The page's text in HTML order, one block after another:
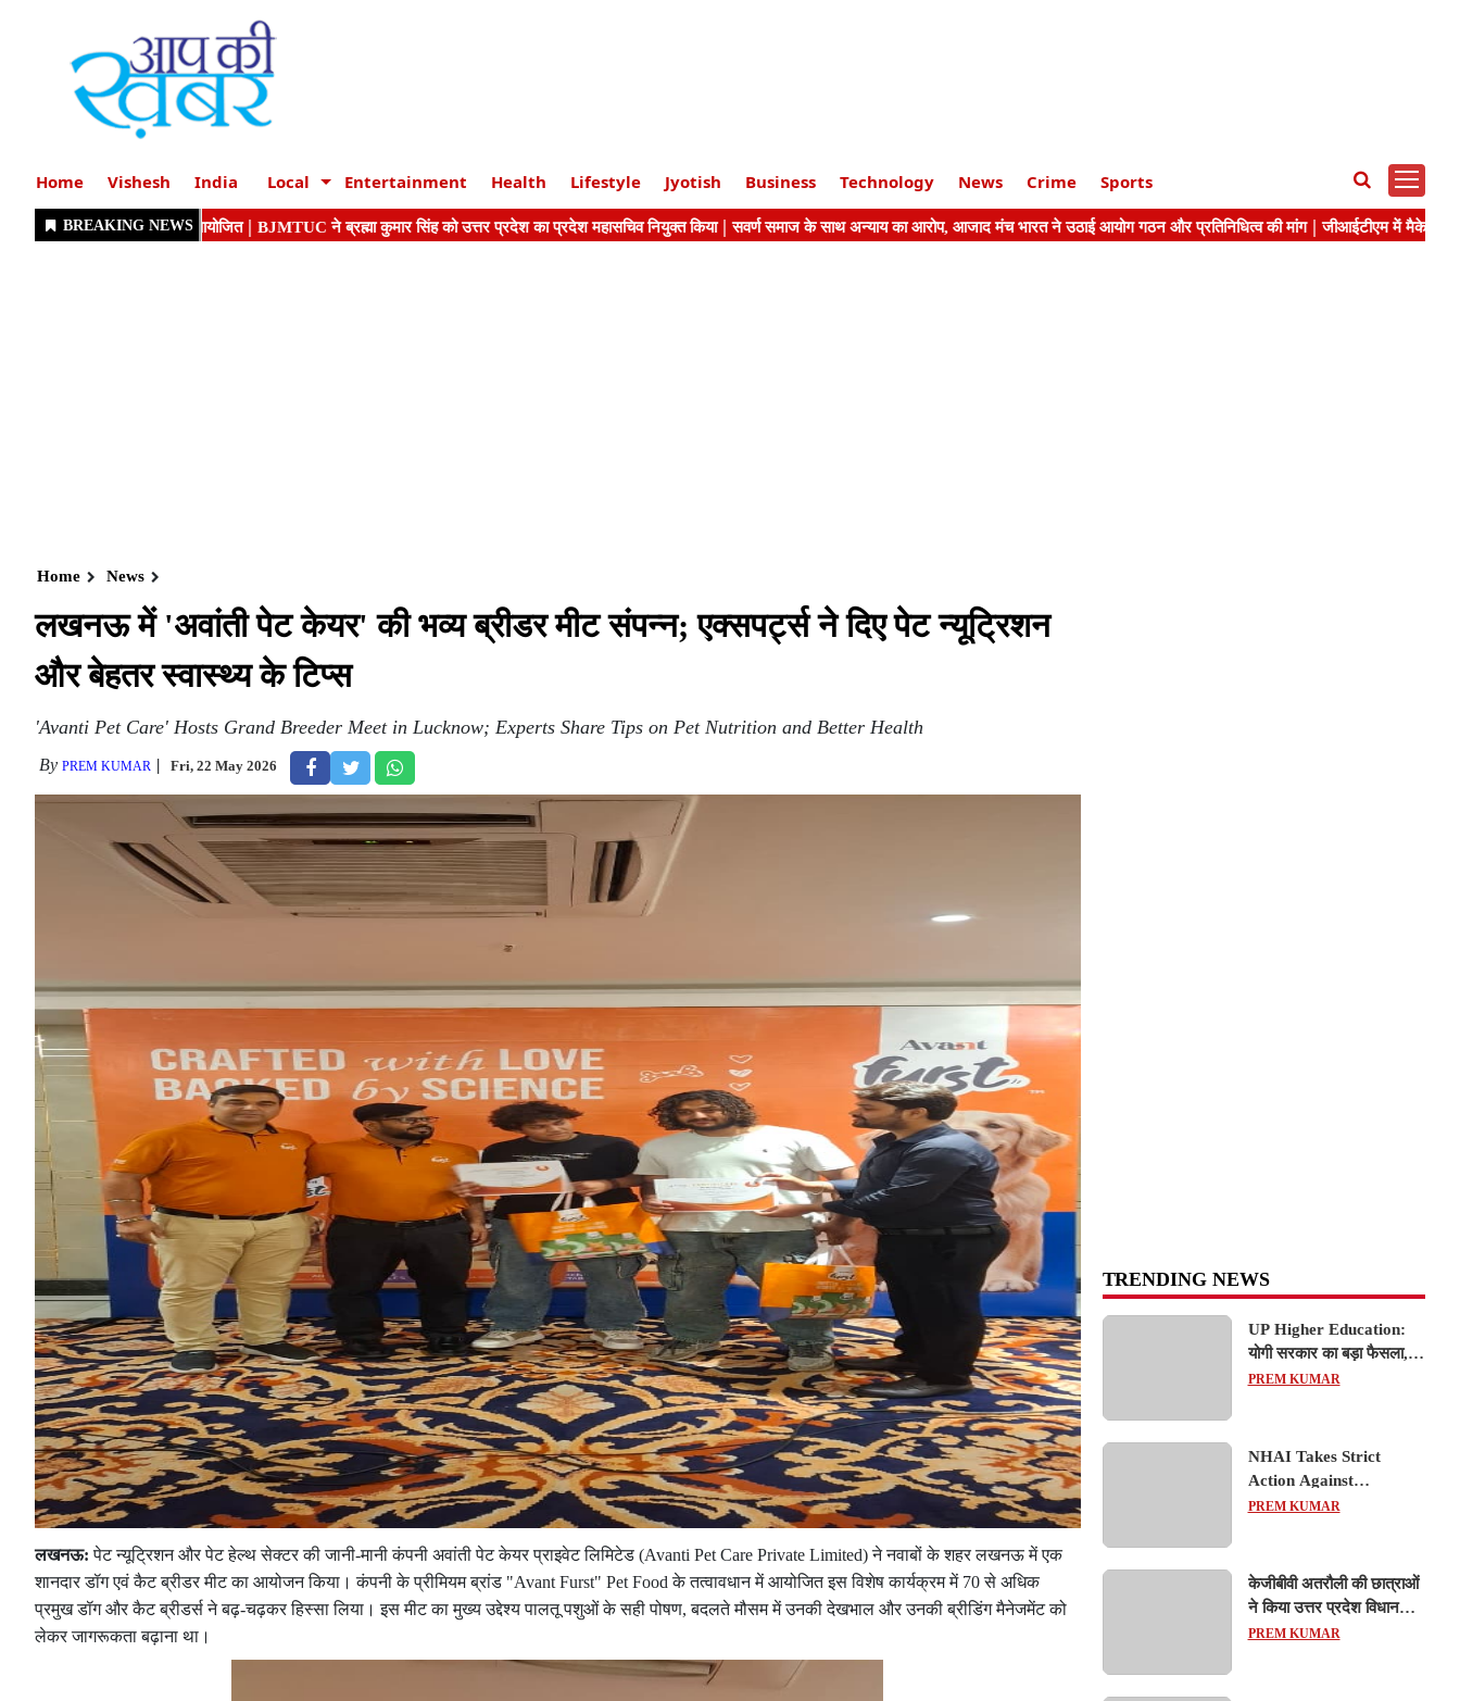
Home Vishesh India Local Entertainment Health Lifestyle Jyotish Business Technology News Crime Sports
Home News
लखनऊ में 'अवांती पेट केयर' की भव्य ब्रीडर मीट संपन्न; एक्सपर्ट्स ने दिए पेट न्यूट्रिशन
और बेहतर स्वास्थ्य के टिप्स
'Avanti Pet Care' Hosts Grand Breeder Meet in Lucknow; Experts Share Tips on Pet Nutrition and Better Health
By PREM KUMAR Fri, 22 May 2026
लखनऊ: पेट न्यूट्रिशन और पेट हेल्थ सेक्टर की जानी-मानी कंपनी अवांती पेट केयर प्राइवेट लिमिटेड (Avanti Pet Care Private Limited) ने नवाबों के शहर लखनऊ में एक
शानदार डॉग एवं कैट ब्रीडर मीट का आयोजन किया। कंपनी के प्रीमियम ब्रांड "Avant Furst" Pet Food के तत्वावधान में आयोजित इस विशेष कार्यक्रम में 70 से अधिक
प्रमुख डॉग और कैट ब्रीडर्स ने बढ़-चढ़कर हिस्सा लिया। इस मीट का मुख्य उद्देश्य पालतू पशुओं के सही पोषण, बदलते मौसम में उनकी देखभाल और उनकी ब्रीडिंग मैनेजमेंट को
लेकर जागरूकता बढ़ाना था।
TRENDING NEWS
UP Higher Education:
योगी सरकार का बड़ा फैसला,
यूपी में 3 नए प्राइवेट
PREM KUMAR
NHAI Takes Strict
Action Against
Concessionaire,
Expressway Issues
PREM KUMAR
केजीबीवी अतरौली की छात्राओं
ने किया उत्तर प्रदेश विधानसभा
का शैक्षिक भ्रमण, लोकतांत्रिक
PREM KUMAR